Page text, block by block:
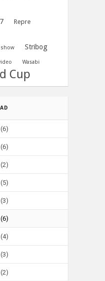
Repre
show Stribog
Wasabi
Cup
(6)
(6)
(2)
(5)
(3)
(6)
(4)
(3)
(2)